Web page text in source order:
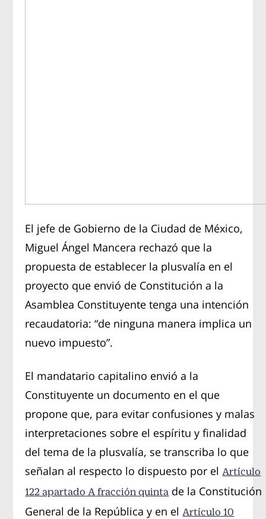
El jefe de Gobierno de la Ciudad de México,
Miguel Ángel Mancera rechazó que la
propuesta de establecer la plusvalía en el
proyecto que envió de Constitución a la
Asamblea Constituyente tenga una intención
recaudatoria: “de ninguna manera implica un
nuevo impuesto”.
El mandatario capitalino envió a la
Constituyente un documento en el que
propone que, para evitar confusiones y malas
interpretaciones sobre el espíritu y finalidad
del tema de la plusvalía, se transcriba lo que
señalan al respecto lo dispuesto por el Artículo
122 apartado A fracción quinta de la Constitución
General de la República y en el Artículo 10